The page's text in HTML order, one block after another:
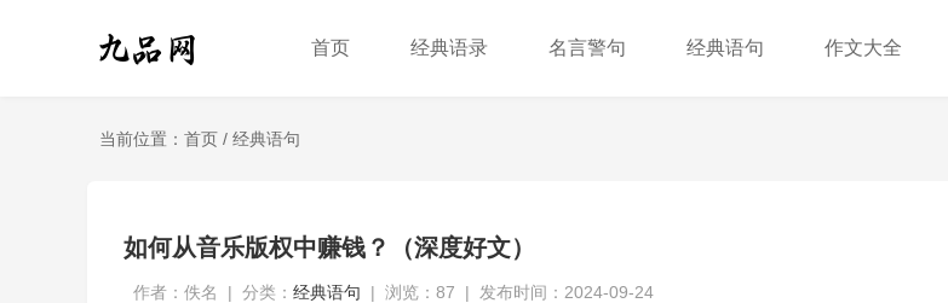
首页 经典语录 名言警句 经典语句 作文大全
当前位置： 首页 / 经典语句
如何从音乐版权中赚钱？（深度好文）
作者：佚名 | 分类： 经典语句 | 浏览：87 | 发布时间：2024-09-24